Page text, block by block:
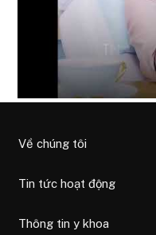
Về chúng tôi
Tin tức hoạt động
Thông tin y khoa